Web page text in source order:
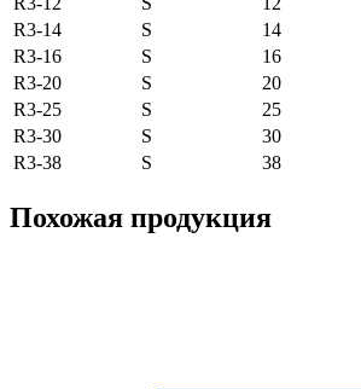
R3-14
S 14
R3-16
S 16
R3-20
S 20
R3-25
S 25
R3-30
S 30
R3-38
S 38
Похожая продукция